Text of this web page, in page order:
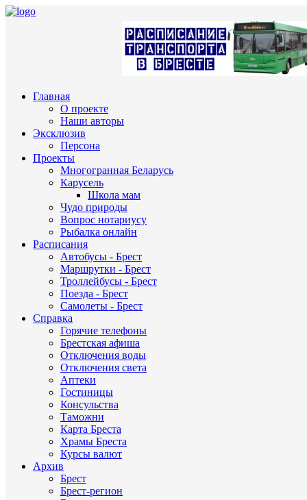
Главная
О проекте
Наши авторы
Эксклюзив
Персона
Проекты
Многогранная Беларусь
Карусель
Школа мам
Чудо природы
Вопрос нотариусу
Рыбалка онлайн
Расписания
Автобусы - Брест
Маршрутки - Брест
Троллейбусы - Брест
Поезда - Брест
Самолеты - Брест
Справка
Горячие телефоны
Брестская афиша
Отключения воды
Отключения света
Аптеки
Гостиницы
Консульства
Таможни
Карта Бреста
Храмы Бреста
Курсы валют
Архив
Брест
Брест-регион